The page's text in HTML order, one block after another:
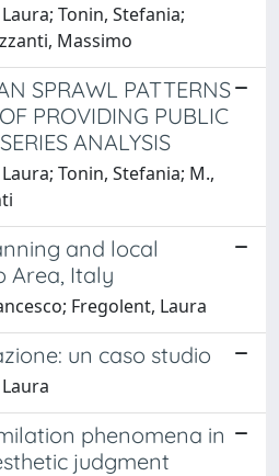
Tonin, Stefania;
Massimo
SPRAWL PATTERNS
PROVIDING PUBLIC
ANALYSIS
Tonin, Stefania; M.,
and local
Area, Italy
Fregolent, Laura
un caso studio
phenomena in
judgment